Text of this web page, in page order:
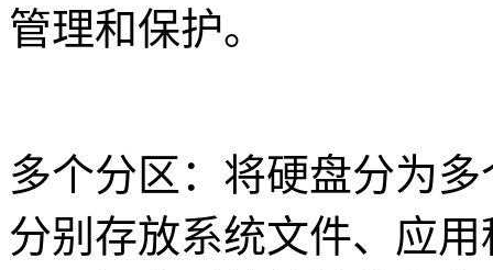
管理和保护。
多个分区：将硬盘分为
分别存放系统文件、应